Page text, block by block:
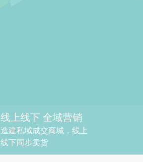
线上线下 全域营销
造建私域成交商城，线上
线下同步卖货